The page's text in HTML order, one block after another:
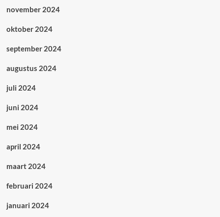
november 2024
oktober 2024
september 2024
augustus 2024
juli 2024
juni 2024
mei 2024
april 2024
maart 2024
februari 2024
januari 2024